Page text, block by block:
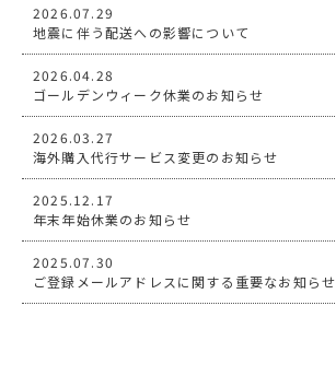
2026.07.29
地震に伴う配送への影響について
2026.04.28
ゴールデンウィーク休業のお知らせ
2026.03.27
海外購入代行サービス変更のお知らせ
2025.12.17
年末年始休業のお知らせ
2025.07.30
ご登録メールアドレスに関する重要なお知らせ